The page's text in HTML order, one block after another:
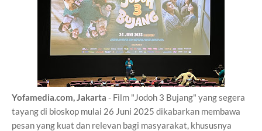
Yofamedia.com, Jakarta - Film "Jodoh 3 Bujang" yang segera
tayang di bioskop mulai 26 Juni 2025 dikabarkan membawa
pesan yang kuat dan relevan bagi masyarakat, khususnya